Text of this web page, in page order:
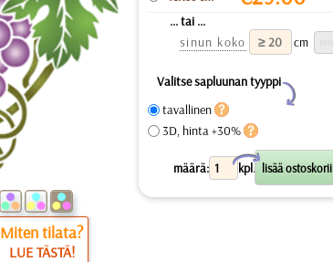
Miten tilata?
LUE TÄSTÄ!
... tai ...
sinun koko
cm
Valitse sapluunan tyyppi
Y
tavallinen
3D, hinta +30%
määrä: kpl.
X